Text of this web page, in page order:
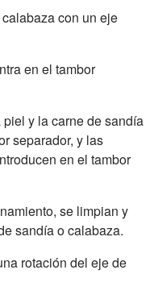
con un eje
en el tambor
y la carne de sandía
separador, y las
en el tambor
se limpian y
sandía o calabaza.
rotación del eje de